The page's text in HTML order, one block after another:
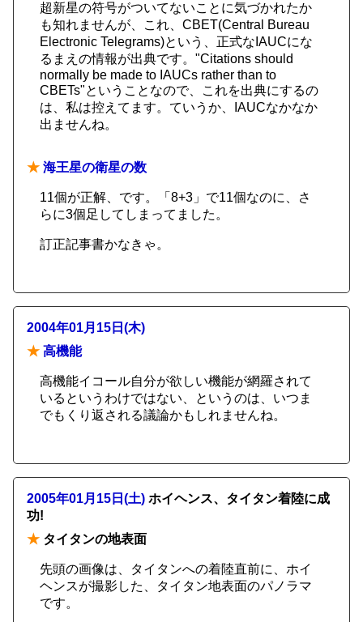
超新星の符号がついてないことに気づかれたか
も知れませんが、これ、CBET(Central Bureau
Electronic Telegrams)という、正式なIAUCにな
るまえの情報が出典です。"Citations should
normally be made to IAUCs rather than to
CBETs"ということなので、これを出典にするの
は、私は控えてます。ていうか、IAUCなかなか
出ませんね。
★ 海王星の衛星の数
11個が正解、です。「8+3」で11個なのに、さ
らに3個足してしまってました。
訂正記事書かなきゃ。
2004年01月15日(木)
★ 高機能
高機能イコール自分が欲しい機能が網羅されて
いるというわけではない、というのは、いつま
でもくり返される議論かもしれませんね。
2005年01月15日(土) ホイヘンス、タイタン着陸に成
功!
★ タイタンの地表面
先頭の画像は、タイタンへの着陸直前に、ホイ
ヘンスが撮影した、タイタン地表面のパノラマ
です。